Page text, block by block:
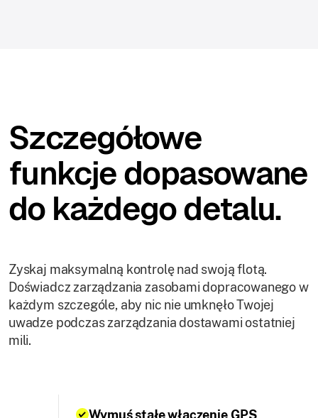
Szczegółowe
funkcje dopasowane
do każdego detalu.
Zyskaj maksymalną kontrolę nad swoją flotą.
Doświadcz zarządzania zasobami dopracowanego w
każdym szczególe, aby nic nie umknęło Twojej
uwadze podczas zarządzania dostawami ostatniej
mili.
Wymuś stałe włączenie GPS